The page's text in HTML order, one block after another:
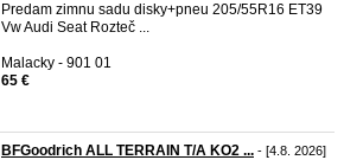
Predam zimnu sadu disky+pneu 205/55R16 ET39
Vw Audi Seat Rozteč ...
Malacky - 901 01
65 €
BFGoodrich ALL TERRAIN T/A KO2 ... - [4.8. 2026]